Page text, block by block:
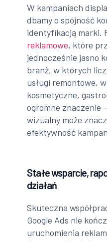
W kampaniach
dbamy o spójność
identyfikacją marki.
reklamowe, które
jednocześnie jasno
branż, w których
usługi remontowe,
kosmetyczne,
ogromne znaczenie
wizualny może
efektywność
Stałe wsparcie,
działań
Skuteczna
Google Ads nie
uruchomienia